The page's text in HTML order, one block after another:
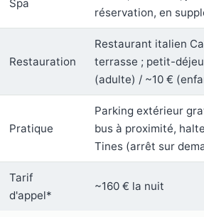
Spa
réservation, en
Restauration
Restaurant italien
terrasse ; petit-
(adulte) / ~10 €
Pratique
Parking extérieur
bus à proximité,
Tines (arrêt sur
Tarif
d'appel*
~160 € la nuit